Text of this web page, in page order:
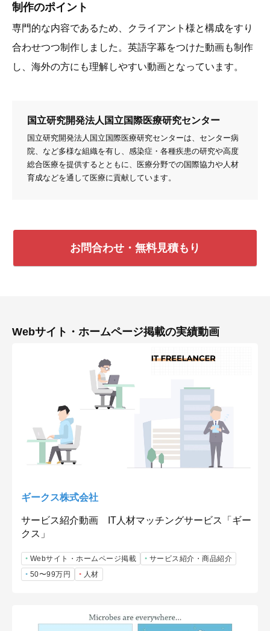
制作のポイント
専門的な内容であるため、クライアント様と構成をすり
合わせつつ制作しました。英語字幕をつけた動画も制作
し、海外の方にも理解しやすい動画となっています。
国立研究開発法人国立国際医療研究センター
国立研究開発法人国立国際医療研究センターは、センター病
院、など多様な組織を有し、感染症・各種疾患の研究や高度
総合医療を提供するとともに、医療分野での国際協力や人材
育成などを通して医療に貢献しています。
お問合わせ・無料見積もり
Webサイト・ホームページ掲載の実績動画
ギークス株式会社
サービス紹介動画 IT人材マッチングサービス「ギー
クス」
Webサイト・ホームページ掲載
サービス紹介・商品紹介
50〜99万円
人材